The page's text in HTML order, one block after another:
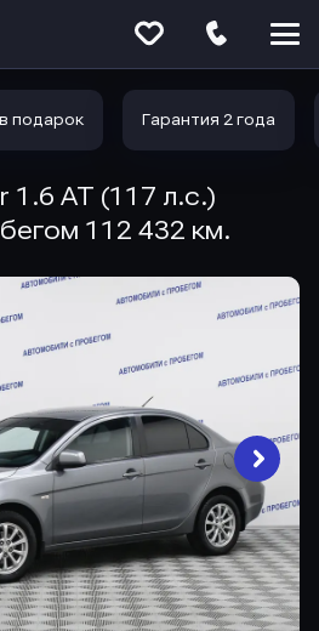
подарок Гарантия 2 года
1.6 AT (117 л.с.)
112 432 км.